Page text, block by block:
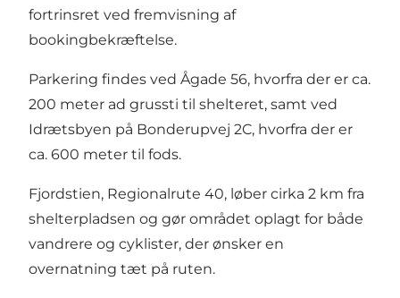
fortrinsret ved fremvisning af
bookingbekræftelse.
Parkering findes ved Ågade 56, hvorfra der er ca.
200 meter ad grussti til shelteret, samt ved
Idrætsbyen på Bonderupvej 2C, hvorfra der er
ca. 600 meter til fods.
Fjordstien, Regionalrute 40, løber cirka 2 km fra
shelterpladsen og gør området oplagt for både
vandrere og cyklister, der ønsker en
overnatning tæt på ruten.